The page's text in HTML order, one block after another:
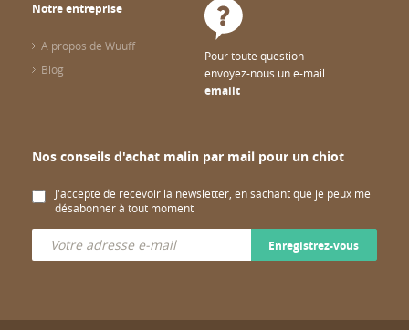
Notre entreprise
A propos de Wuuff
Blog
Pour toute question
envoyez-nous un e-mail
emailt
Nos conseils d'achat malin par mail pour un chiot
J'accepte de recevoir la newsletter, en sachant que je peux me
désabonner à tout moment
Enregistrez-vous